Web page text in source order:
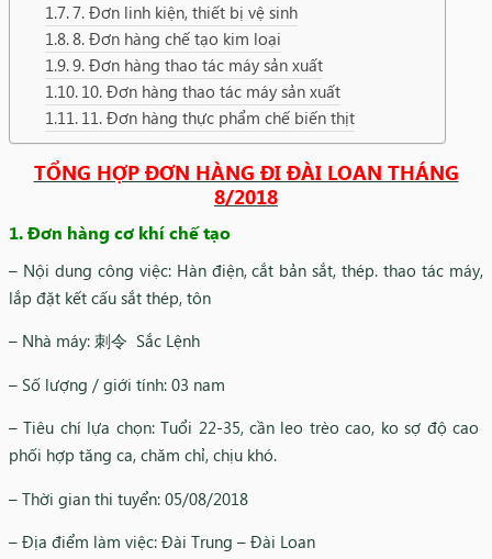
7. Đơn linh kiện, thiết bị vệ sinh
8. Đơn hàng chế tạo kim loại
9. Đơn hàng thao tác máy sản xuất
10. Đơn hàng thao tác máy sản xuất
11. Đơn hàng thực phẩm chế biến thịt
TỔNG HỢP ĐƠN HÀNG ĐI ĐÀI LOAN THÁNG
8/2018
1. Đơn hàng cơ khí chế tạo
– Nội dung công việc: Hàn điện, cắt bản sắt, thép. thao tác máy,
lắp đặt kết cấu sắt thép, tôn
– Nhà máy: 刺令 Sắc Lệnh
– Số lượng / giới tính: 03 nam
– Tiêu chí lựa chọn: Tuổi 22-35, cần leo trèo cao, ko sợ độ cao
phối hợp tăng ca, chăm chỉ, chịu khó.
– Thời gian thi tuyển: 05/08/2018
– Địa điểm làm việc: Đài Trung – Đài Loan